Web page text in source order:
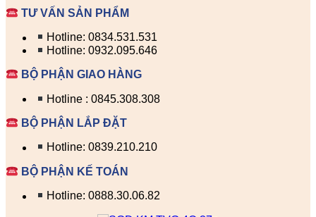
TƯ VẤN SẢN PHẨM
Hotline: 0834.531.531
Hotline: 0932.095.646
BỘ PHẬN GIAO HÀNG
Hotline : 0845.308.308
BỘ PHẬN LẮP ĐẶT
Hotline: 0839.210.210
BỘ PHẬN KẾ TOÁN
Hotline: 0888.30.06.82